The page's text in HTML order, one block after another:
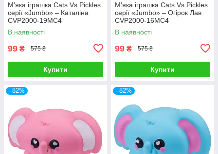
М’яка іграшка Cats Vs Pickles
серії «Jumbo» – Каталіна
CVP2000-19MC4
В наявності
99 ₴ 575 ₴
Купити
М’яка іграшка Cats Vs Pickles
серії «Jumbo» – Огірок Лав
CVP2000-16MC4
В наявності
99 ₴ 575 ₴
Купити
–82% –82%